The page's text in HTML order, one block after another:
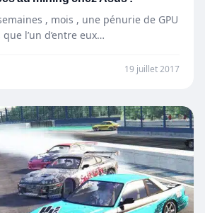
, mois , une pénurie de GPU
l’un d’entre eux…
19 juillet 2017